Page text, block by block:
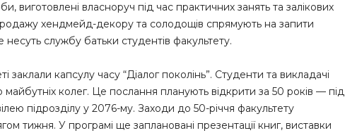
виготовлені власноруч під час практичних занять та залікових
хендмейд-декору та солодощів спрямують на запити
несуть службу батьки студентів факультету.
заклали капсулу часу “Діалог поколінь”. Студенти та викладачі
колег. Це послання планують відкрити за 50 років — під
підрозділу у 2076-му. Заходи до 50-річчя факультету
тижня. У програмі ще заплановані презентації книг, виставки